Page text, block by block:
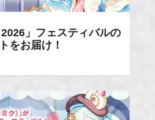
2026」フェスティバルの
をお届け！